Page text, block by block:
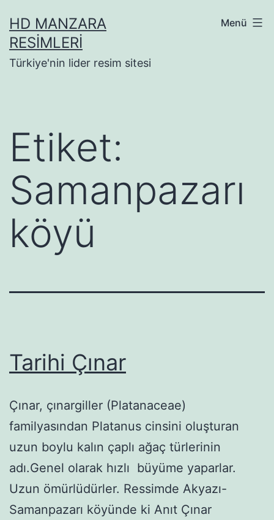
geçHD MANZARA
RESIMLERI
Türkiye'nin lider resim sitesi
Menü
Etiket:
Samanpazarı
köyü
Tarihi Çınar
Çınar, çınargiller (Platanaceae)
familyasından Platanus cinsini oluşturan
uzun boylu kalın çaplı ağaç türlerinin
adı.Genel olarak hızlı büyüme yaparlar.
Uzun ömürlüdürler. Ressimde Akyazı-
Samanpazarı köyünde ki Anıt Çınar